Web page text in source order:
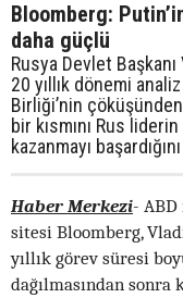
Bloomberg:
daha güçlü
Rusya Devlet
20 yıllık dönemi
Birliği’nin
bir kısmını Rus
kazanmayı
Haber Merkezi- ABD
sitesi Bloomberg,
yıllık görev süresi
dağılmasından